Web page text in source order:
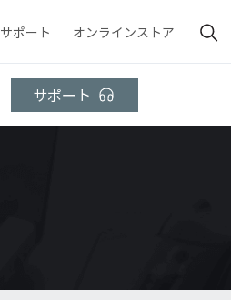
サポート オンラインストア
サポート